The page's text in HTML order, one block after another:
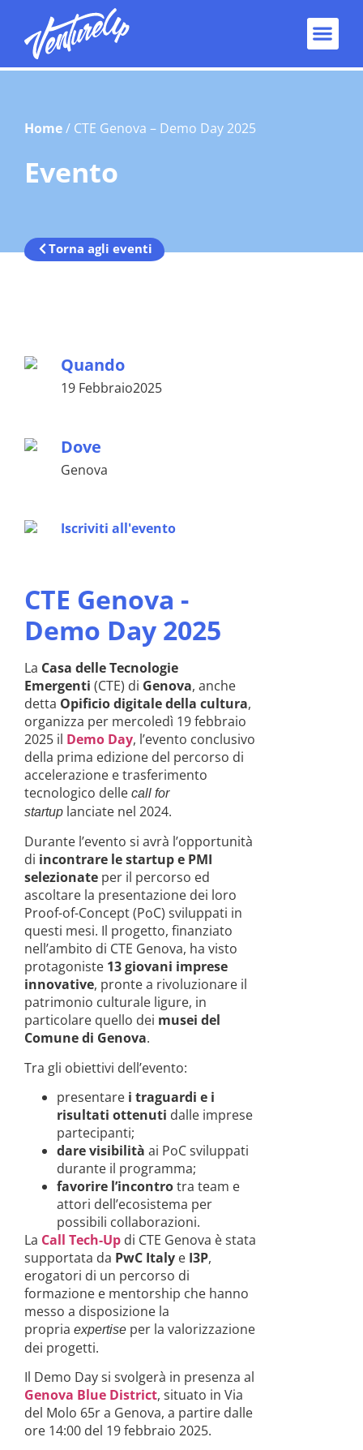
Home/ CTE Genova – Demo Day 2025
Evento
Torna agli eventi
CTE Genova -
Demo Day 2025
La Casa delle Tecnologie
Emergenti (CTE) di Genova, anche
detta Opificio digitale della cultura,
organizza per mercoledì 19 febbraio
2025 il Demo Day, l’evento conclusivo
della prima edizione del percorso di
accelerazione e trasferimento
tecnologico delle call for
startup lanciate nel 2024.
Durante l’evento si avrà l’opportunità
di incontrare le startup e PMI
selezionate per il percorso ed
ascoltare la presentazione dei loro
Proof-of-Concept (PoC) sviluppati in
questi mesi. Il progetto, finanziato
nell’ambito di CTE Genova, ha visto
protagoniste 13 giovani imprese
innovative, pronte a rivoluzionare il
patrimonio culturale ligure, in
particolare quello dei musei del
Comune di Genova.
Tra gli obiettivi dell’evento:
presentare i traguardi e i
risultati ottenuti dalle imprese
partecipanti;
dare visibilità ai PoC sviluppati
durante il programma;
favorire l’incontrotra team e
attori dell’ecosistema per
possibili collaborazioni.
La Call Tech-Up di CTE Genova è stata
supportata da PwC Italy e I3P,
erogatori di un percorso di
formazione e mentorship che hanno
messo a disposizione la
propria expertise per la valorizzazione
dei progetti.
Il Demo Day si svolgerà in presenza al
Genova Blue District, situato in Via
del Molo 65r a Genova, a partire dalle
ore 14:00 del 19 febbraio 2025.
Quando
19 Febbraio2025
Dove
Genova
Iscriviti all'evento